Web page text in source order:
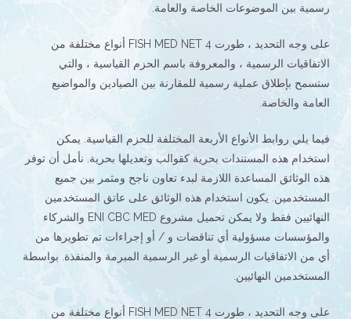
رسمية بين الموضوعات الخاصة والعامة.
على وجه التحديد ، طورت FISH MED NET 4 أنواع مختلفة من
الاتفاقيات الرسمية ، والمعروفة باسم الحزم القياسية ، والتي
ستسمح بإطلاق عملية رسمية للمقارنة بين الصيادين والمواضيع
العامة والخاصة.
فيما يلي روابط الأنواع الأربعة المختلفة للحزم القياسية. يمكن
استخدام هذه المستندات بحرية كقوالب وتعديلها بحرية. نأمل أن توفر
هذه الوثائق المساعدة اللازمة لبدء تعاون ناجح ومثمر بين جميع
المستخدمين. يكون استخدام هذه الوثائق على عاتق المستخدمين
النهائيين فقط ولا يمكن تحميل مشروع ENI CBC MED والشركاء
والمؤسسات مسؤولية أي تناقضات و / أو إجراءات تم تطويرها من
أي من الاتفاقيات الرسمية أو غير الرسمية المبرمة والمنفذة. بواسطة
المستخدمين النهائيين.
على وجه التحديد ، طورت FISH MED NET 4 أنواع مختلفة من